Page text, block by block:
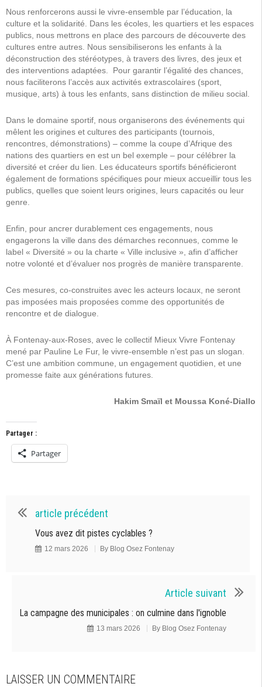
Nous renforcerons aussi le vivre-ensemble par l’éducation, la
culture et la solidarité. Dans les écoles, les quartiers et les espaces
publics, nous mettrons en place des parcours de découverte des
cultures entre autres. Nous sensibiliserons les enfants à la
déconstruction des stéréotypes, à travers des livres, des jeux et
des interventions adaptées. Pour garantir l’égalité des chances,
nous faciliterons l’accès aux activités extrascolaires (sport,
musique, arts) à tous les enfants, sans distinction de milieu social.
Dans le domaine sportif, nous organiserons des événements qui
mêlent les origines et cultures des participants (tournois,
rencontres, démonstrations) – comme la coupe d’Afrique des
nations des quartiers en est un bel exemple – pour célébrer la
diversité et créer du lien. Les éducateurs sportifs bénéficieront
également de formations spécifiques pour mieux accueillir tous les
publics, quelles que soient leurs origines, leurs capacités ou leur
genre.
Enfin, pour ancrer durablement ces engagements, nous
engagerons la ville dans des démarches reconnues, comme le
label « Diversité » ou la charte « Ville inclusive », afin d’afficher
notre volonté et d’évaluer nos progrès de manière transparente.
Ces mesures, co-construites avec les acteurs locaux, ne seront
pas imposées mais proposées comme des opportunités de
rencontre et de dialogue.
À Fontenay-aux-Roses, avec le collectif Mieux Vivre Fontenay
mené par Pauline Le Fur, le vivre-ensemble n’est pas un slogan.
C’est une ambition commune, un engagement quotidien, et une
promesse faite aux générations futures.
Hakim Smaïl et Moussa Koné-Diallo
Partager :
Partager
article précédent
Vous avez dit pistes cyclables ?
12 mars 2026 By Blog Osez Fontenay
Article suivant
La campagne des municipales : on culmine dans l'ignoble
13 mars 2026 By Blog Osez Fontenay
LAISSER UN COMMENTAIRE